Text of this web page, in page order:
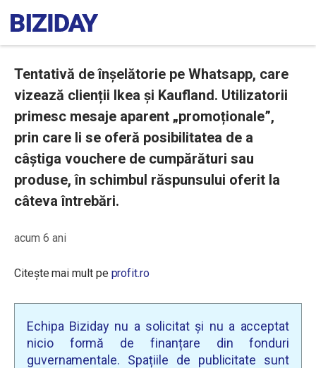
Tentativă de înșelătorie pe Whatsapp, care
vizează clienții Ikea și Kaufland. Utilizatorii
primesc mesaje aparent „promoționale”,
prin care li se oferă posibilitatea de a
câștiga vouchere de cumpărături sau
produse, în schimbul răspunsului oferit la
câteva întrebări.
acum 6 ani
Citește mai mult pe profit.ro
Echipa Biziday nu a solicitat și nu a acceptat
nicio formă de finanțare din fonduri
guvernamentale. Spațiile de publicitate sunt